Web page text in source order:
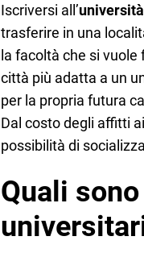
Iscriversi all’università
trasferire in una
la facoltà che si vuole
città più adatta a un
per la propria futura
Dal costo degli affitti
possibilità di
Quali